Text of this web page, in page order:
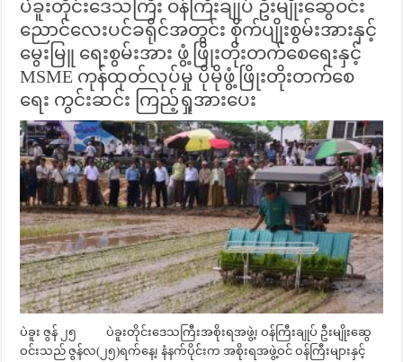
ပဲခူးတိုင်းဒေသကြီး ဝန်ကြီးချုပ် ဦးမျိုးဆွေဝင်း
ညောင်လေးပင်ခရိုင်အတွင်း စိုက်ပျိုးစွမ်းအားနှင့်
မွေးမြူ ရေးစွမ်းအား ဖွံ့ဖြိုးတိုးတက်စေရေးနှင့်
MSME ကုန်ထုတ်လုပ်မှု ပိုမိုဖွံ့ဖြိုးတိုးတက်စေ
ရေး ကွင်းဆင်း ကြည့်ရှုအားပေး
ပဲခူး ဇွန် ၂၅ ပဲခူးတိုင်းဒေသကြီးအစိုးရအဖွဲ့၊ ဝန်ကြီးချုပ် ဦးမျိုးဆွေ
ဝင်းသည် ဇွန်လ(၂၅)ရက်နေ့၊ နံနက်ပိုင်းက အစိုးရအဖွဲ့ဝင် ဝန်ကြီးများနှင့်